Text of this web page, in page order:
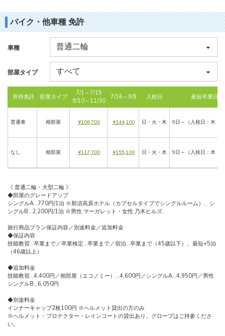
バイク・他車種 免許
車種
部屋タイプ
所持免許 部屋タイプ
7/1～7/15
9/10～11/30
7/16～9/9 入校日 最短卒業日数
普通車 相部屋 ¥106,700 ¥144,100 日・火・木 9日～（入校日：木
なし 相部屋 ¥117,700 ¥155,100 日・火・木 9日～（入校日：木
《 普通二輪・大型二輪 》
◆部屋のグレードアップ
シングルA…770円/1泊 ※那須高原ホテル（カプセルタイプでシングルルーム）、シ
ングルB…2,200円/1泊 ※男性:マーガレット・女性:乃木ヒルズ
旅行商品プラン保証内容／別途料金／追加料金
◆保証内容
技能教習…卒業まで／卒業検定…卒業まで／宿泊…卒業まで（45歳以下）、最短+5泊
（46歳以上）
◆追加料金
技能教習…4,400円／相部屋（エコノミー）…4,600円／シングルA…4,950円／男性
シングルB…6,050円
◆別途料金
インナーキャップ2枚100円 ※ヘルメット貸出の方のみ
※ヘルメット・プロテクター・レインコートの貸出あり。グローブはご持参くださ
い。